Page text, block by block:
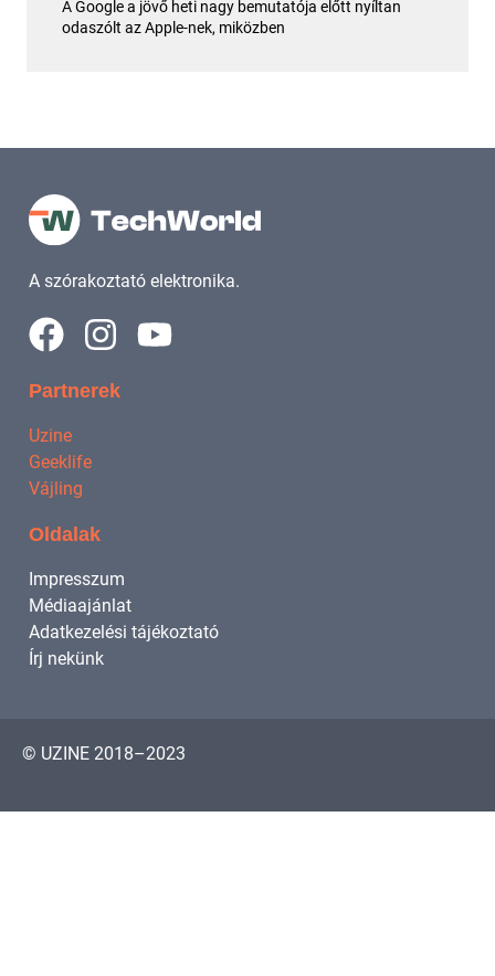
A Google a jövő heti nagy bemutatója előtt nyíltan
odaszólt az Apple-nek, miközben
A szórakoztató elektronika.
Partnerek
Uzine
Geeklife
Vájling
Oldalak
Impresszum
Médiaajánlat
Adatkezelési tájékoztató
Írj nekünk
© UZINE 2018–2023